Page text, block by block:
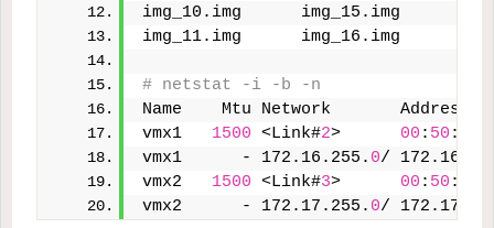
img_10.img      img_15.img
img_11.img      img_16.img
# netstat -i -b -n
Name    Mtu Network
vmx1 1500 <Link#2> 00 : 50 :
vmx1      - 172.16.255. 0/
vmx2 1500 <Link#3> 00 : 50 :
vmx2      - 172.17.255. 0/